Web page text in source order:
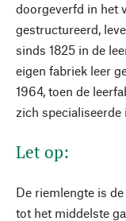
doorgeverfd in het
gestructureerd,
sinds 1825 in de
eigen fabriek leer
1964, toen de
zich
Let op:
De riemlengte is
tot het middelste